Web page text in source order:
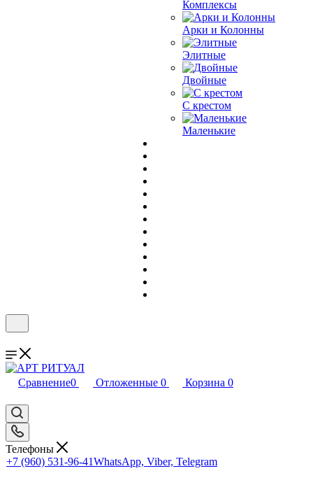
Комплексы
Арки и Колонны
Элитные
Двойные
С крестом
Маленькие
Сравнение0 Отложенные 0 Корзина 0
Телефоны
+7 (960) 531-96-41WhatsApp, Viber, Telegram